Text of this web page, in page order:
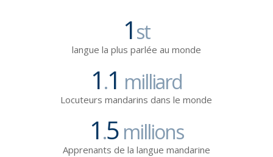
1st
langue la plus parlée au monde
1.1 milliard
Locuteurs mandarins dans le monde
1.5millions
Apprenants de la langue mandarine